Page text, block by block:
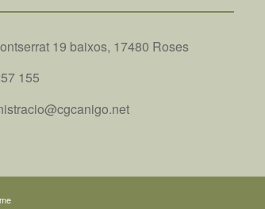
19 baixos, 17480 Roses
155